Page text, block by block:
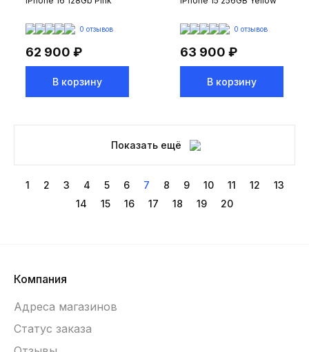
0 отзывов
62 900 ₽
В корзину
0 отзывов
63 900 ₽
В корзину
Показать ещё
1 2 3 4 5 6 7 8 9 10 11 12
13
14
15 16 17 18 19 20
Компания
Адреса магазинов
Статус заказа